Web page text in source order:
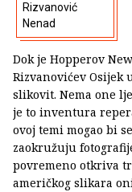
Rizvanović
Nenad
Dok je Hopperov
Rizvanovićev Osijek
slikovit. Nema one
je to inventura
ovoj temi mogao bi
zaokružuju
povremeno otkriva
američkog slikara